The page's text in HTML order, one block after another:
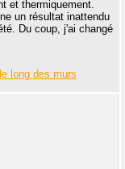
et thermiquement.
un résultat inattendu
Du coup, j'ai changé
long des murs